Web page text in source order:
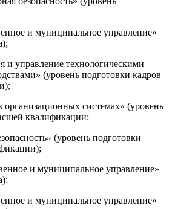
и муниципальное управление»
и управление технологическими
(уровень подготовки кадров
организационных системах» (уровень
квалификации;
(уровень подготовки
и муниципальное управление»
и муниципальное управление»